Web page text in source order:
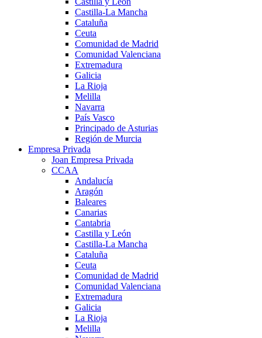
Castilla-La Mancha
Cataluña
Ceuta
Comunidad de Madrid
Comunidad Valenciana
Extremadura
Galicia
La Rioja
Melilla
Navarra
País Vasco
Principado de Asturias
Región de Murcia
Empresa Privada
Joan Empresa Privada
CCAA
Andalucía
Aragón
Baleares
Canarias
Cantabria
Castilla y León
Castilla-La Mancha
Cataluña
Ceuta
Comunidad de Madrid
Comunidad Valenciana
Extremadura
Galicia
La Rioja
Melilla